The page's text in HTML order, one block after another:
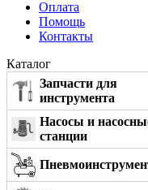
Оплата
Помощь
Контакты
Каталог
Запчасти для
инструмента
Насосы и
станции